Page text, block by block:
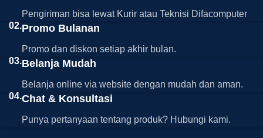
Pengiriman bisa lewat Kurir atau Teknisi Difacomputer
02.Promo Bulanan
Promo dan diskon setiap akhir bulan.
03.Belanja Mudah
Belanja online via website dengan mudah dan aman.
04.Chat & Konsultasi
Punya pertanyaan tentang produk? Hubungi kami.